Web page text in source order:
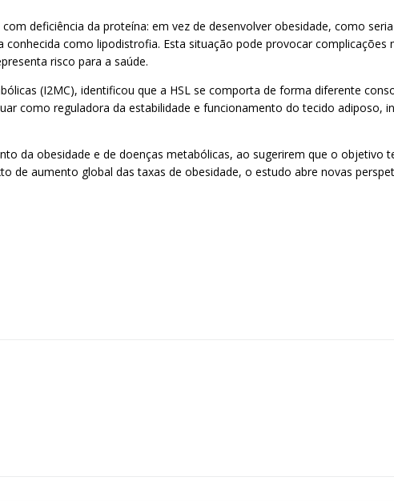
deficiência da proteína: em vez de desenvolver obesidade, como
como lipodistrofia. Esta situação pode provocar complicações
risco para a saúde.
(I2MC), identificou que a HSL se comporta de forma diferente
como reguladora da estabilidade e funcionamento do tecido adiposo,
da obesidade e de doenças metabólicas, ao sugerirem que o objetivo
aumento global das taxas de obesidade, o estudo abre novas